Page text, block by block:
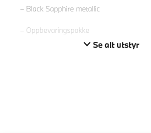
Black Sapphire metallic
Oppbevaringspakke
Se alt utstyr